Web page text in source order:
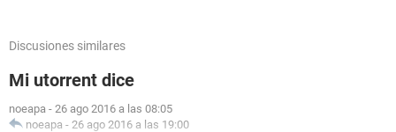
Discusiones similares
Mi utorrent dice
noeapa - 26 ago 2016 a las 08:05
noeapa - 26 ago 2016 a las 19:00